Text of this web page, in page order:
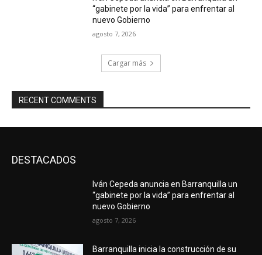
“gabinete por la vida” para enfrentar al
nuevo Gobierno
agosto 7, 2026
Cargar más
RECENT COMMENTS
DESTACADOS
Iván Cepeda anuncia en Barranquilla un
“gabinete por la vida” para enfrentar al
nuevo Gobierno
agosto 7, 2026
Barranquilla inicia la construcción de su